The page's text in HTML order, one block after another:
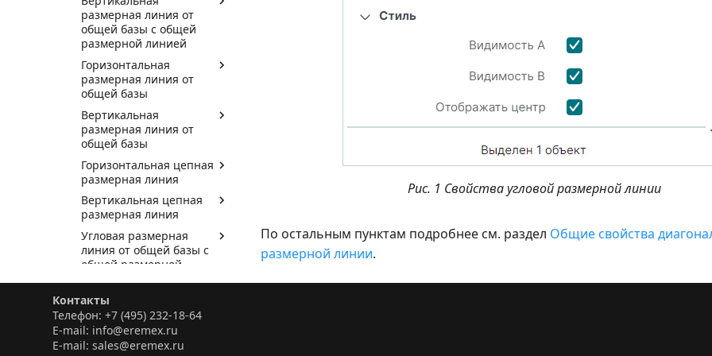
размерная линия от
общей базы с общей
размерной линией
Горизонтальная
размерная линия от
общей базы
Вертикальная
размерная линия от
общей базы
Горизонтальная цепная
размерная линия
Вертикальная цепная
размерная линия
Угловая размерная
линия от общей базы с
общей размерной
Угловая размерная
линия от общей базы
Угловая цепная
размерная линия
Рис. 1 Свойства угловой размерной линии
По остальным пунктам подробнее см. раздел Общие свойства
размерной линии.
Контакты
Телефон: +7 (495) 232-18-64
E-mail: info@eremex.ru
E-mail: sales@eremex.ru